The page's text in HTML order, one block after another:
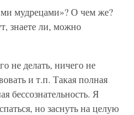
мудрецами»? О чем же?
знаете ли, можно
не делать, ничего не
и т.п. Такая полная
бессознательность. Я
но заснуть на целую